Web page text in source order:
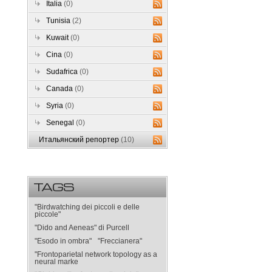
Italia(0)
Tunisia(2)
Kuwait(0)
Cina(0)
Sudafrica(0)
Canada(0)
Syria(0)
Senegal(0)
Итальянский репортер(10)
TAGS
"Birdwatching dei piccoli e delle
piccole"
"Dido and Aeneas" di Purcell
"Esodo in ombra"
"Freccianera"
"Frontoparietal network topology as a
neural marke